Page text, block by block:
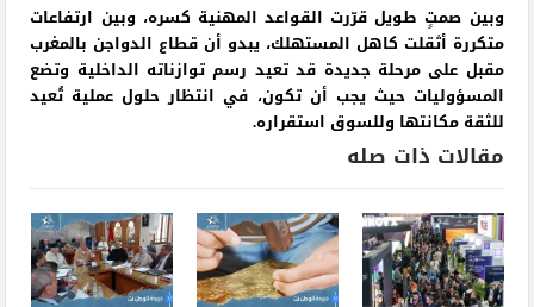
وبين صمتٍ طويل قرّرت القواعد المهنية كسره، وبين ارتفاعات
متكررة أثقلت كاهل المستهلك، يبدو أن قطاع الدواجن بالمغرب
مقبل على مرحلة جديدة قد تعيد رسم توازناته الداخلية وتضع
المسؤوليات حيث يجب أن تكون، في انتظار حلول عملية تُعيد
للثقة مكانتها وللسوق استقراره.
مقالات ذات صله